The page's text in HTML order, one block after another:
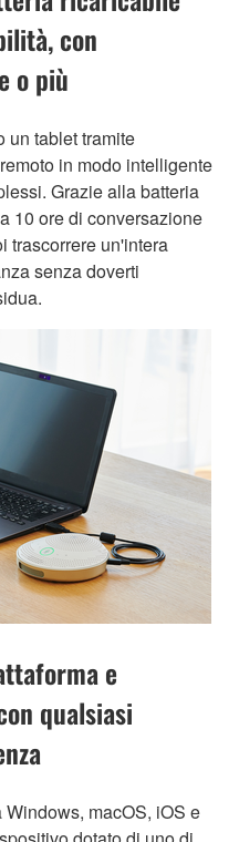
con
o più
un tablet tramite
in modo intelligente
Grazie alla batteria
10 ore di conversazione
trascorrere un'intera
senza doverti
e
qualsiasi
macOS, iOS e